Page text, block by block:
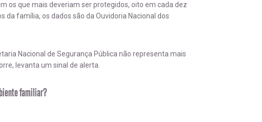
os que mais deveriam ser protegidos, oito em cada dez
família, os dados são da Ouvidoria Nacional dos
Nacional de Segurança Pública não representa mais
levanta um sinal de alerta.
familiar?